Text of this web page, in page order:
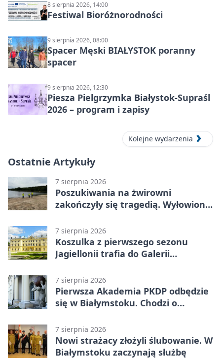
8 sierpnia 2026, 14:00
Festiwal Bioróżnorodności
9 sierpnia 2026, 08:00
Spacer Męski BIAŁYSTOK poranny
spacer
9 sierpnia 2026, 12:30
Piesza Pielgrzymka Białystok-Supraśl
2026 – program i zapisy
Kolejne wydarzenia
Ostatnie Artykuły
7 sierpnia 2026
Poszukiwania na żwirowni
zakończyły się tragedią. Wyłowiono
7 sierpnia 2026
Koszulka z pierwszego sezonu
Jagiellonii trafia do Galerii
7 sierpnia 2026
Pierwsza Akademia PKDP odbędzie
się w Białymstoku. Chodzi o
7 sierpnia 2026
Nowi strażacy złożyli ślubowanie. W
Białymstoku zaczynają służbę